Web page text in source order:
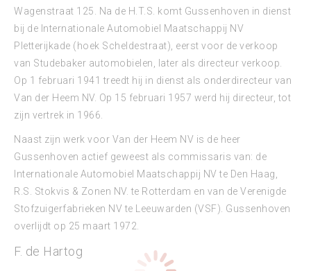
Wagenstraat 125. Na de H.T.S. komt Gussenhoven in dienst
bij de Internationale Automobiel Maatschappij NV
Pletterijkade (hoek Scheldestraat), eerst voor de verkoop
van Studebaker automobielen, later als directeur verkoop.
Op 1 februari 1941 treedt hij in dienst als onderdirecteur van
Van der Heem NV. Op 15 februari 1957 werd hij directeur, tot
zijn vertrek in 1966.
Naast zijn werk voor Van der Heem NV is de heer
Gussenhoven actief geweest als commissaris van: de
Internationale Automobiel Maatschappij NV te Den Haag,
R.S. Stokvis & Zonen NV. te Rotterdam en van de Verenigde
Stofzuigerfabrieken NV te Leeuwarden (VSF). Gussenhoven
overlijdt op 25 maart 1972.
F. de Hartog